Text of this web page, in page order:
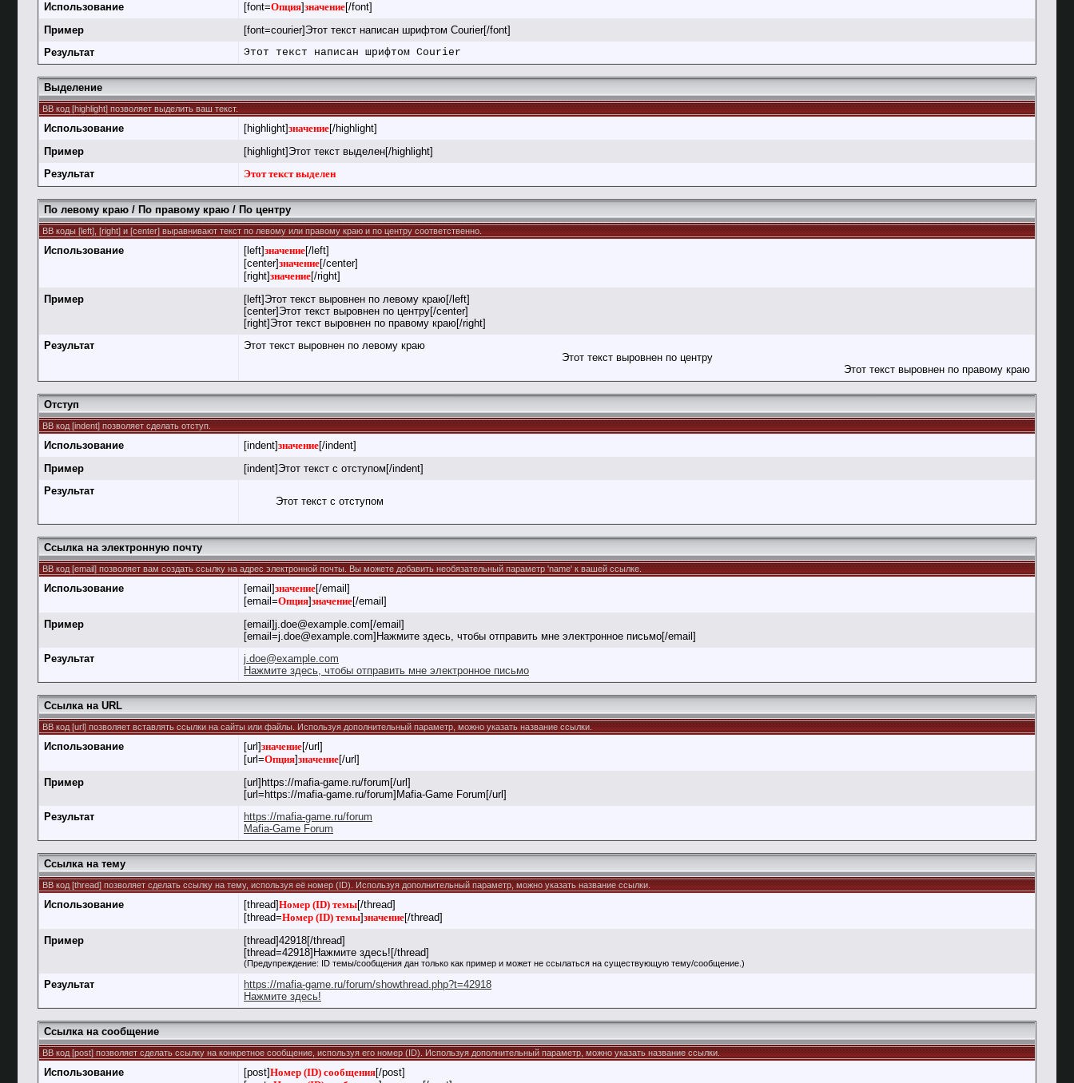
Использование [font=Опция]значение[/font]
Пример
[font=courier]Этот текст написан шрифтом Courier[/font]
Результат
Этот текст написан шрифтом Courier
Выделение
BB код [highlight] позволяет выделить ваш текст.
Использование [highlight]значение[/highlight]
Пример
[highlight]Этот текст выделен[/highlight]
Результат
Этот текст выделен
По левому краю / По правому краю / По центру
BB коды [left], [right] и [center] выравнивают текст по левому или правому краю и по центру соответственно.
Использование [left]значение[/left]
[center]значение[/center]
[right]значение[/right]
Пример
[left]Этот текст выровнен по левому краю[/left]
[center]Этот текст выровнен по центру[/center]
[right]Этот текст выровнен по правому краю[/right]
Результат
Этот текст выровнен по левому краю
Этот текст выровнен по центру
Этот текст выровнен по правому краю
Отступ
BB код [indent] позволяет сделать отступ.
Использование [indent]значение[/indent]
Пример
[indent]Этот текст с отступом[/indent]
Результат
Этот текст с отступом
Ссылка на электронную почту
BB код [email] позволяет вам создать ссылку на адрес электронной почты. Вы можете добавить необязательный параметр 'name' к вашей ссылке.
Использование [email]значение[/email]
[email=Опция]значение[/email]
Пример
[email]j.doe@example.com[/email]
[email=j.doe@example.com]Нажмите здесь, чтобы отправить мне электронное письмо[/email]
Результат
j.doe@example.com
Нажмите здесь, чтобы отправить мне электронное письмо
Ссылка на URL
BB код [url] позволяет вставлять ссылки на сайты или файлы. Используя дополнительный параметр, можно указать название ссылки.
Использование [url]значение[/url]
[url=Опция]значение[/url]
Пример
[url]https://mafia-game.ru/forum[/url]
[url=https://mafia-game.ru/forum]Mafia-Game Forum[/url]
Результат
https://mafia-game.ru/forum
Mafia-Game Forum
Ссылка на тему
BB код [thread] позволяет сделать ссылку на тему, используя её номер (ID). Используя дополнительный параметр, можно указать название ссылки.
Использование [thread]Номер (ID) темы[/thread]
[thread=Номер (ID) темы]значение[/thread]
Пример
[thread]42918[/thread]
[thread=42918]Нажмите здесь![/thread]
(Предупреждение: ID темы/сообщения дан только как пример и может не ссылаться на существующую тему/сообщение.)
Результат
https://mafia-game.ru/forum/showthread.php?t=42918
Нажмите здесь!
Ссылка на сообщение
BB код [post] позволяет сделать ссылку на конкретное сообщение, используя его номер (ID). Используя дополнительный параметр, можно указать название ссылки.
Использование [post]Номер (ID) сообщения[/post]